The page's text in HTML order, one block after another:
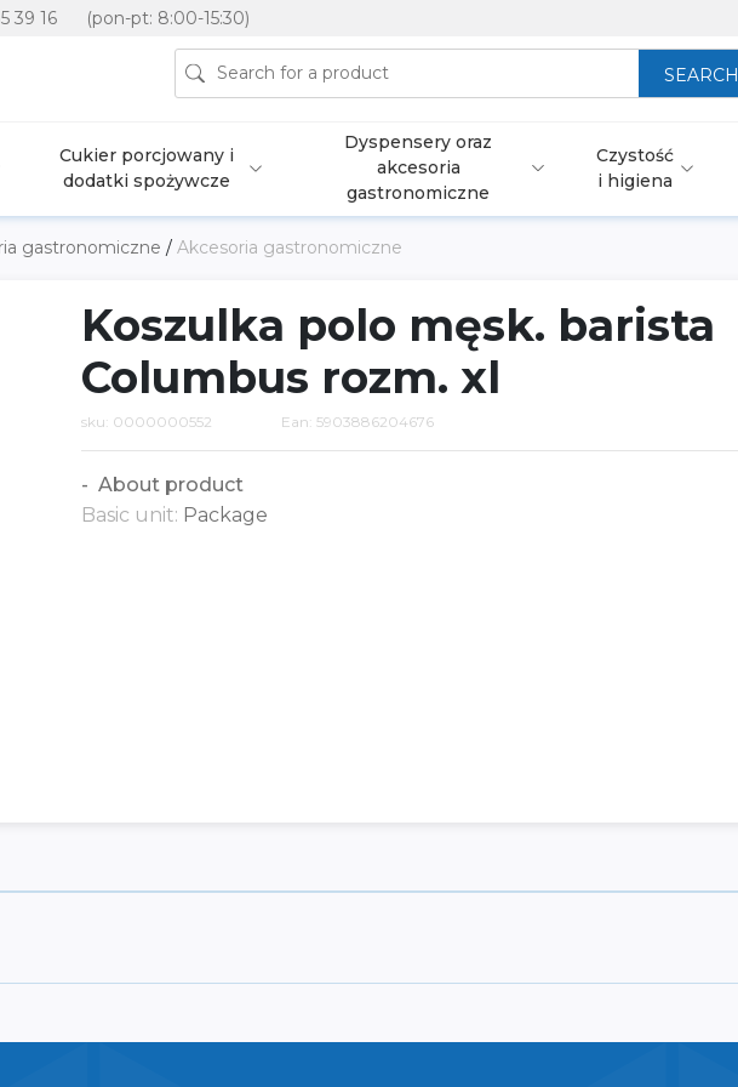
39 16 (pon-pt: 8:00-15:30)
SEARCH
Cukier porcjowany i
dodatki spożywcze
Dyspensery oraz
akcesoria
gastronomiczne
Czystość
i higiena
gastronomiczne / Akcesoria gastronomiczne
Koszulka polo męsk. barista
Columbus rozm. xl
sku: 0000000552 Ean: 5903886204676
About product
Basic unit: Package